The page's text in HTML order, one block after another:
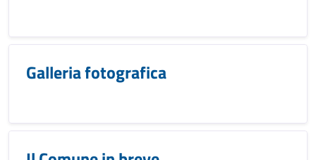
Galleria fotografica